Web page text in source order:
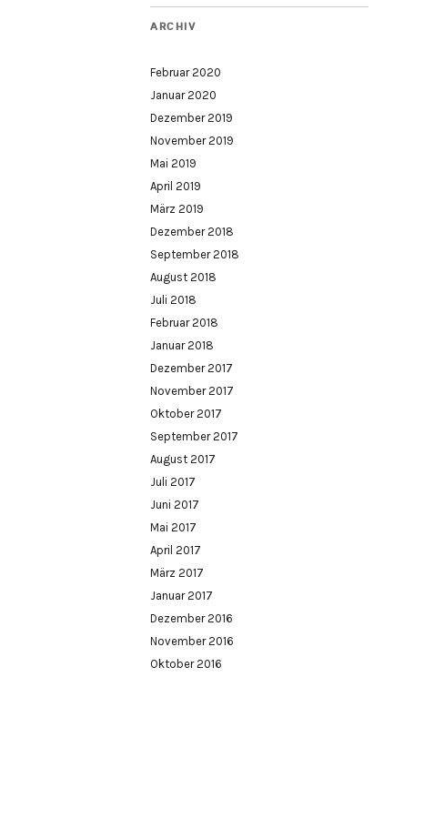
ARCHIV
Februar 2020
Januar 2020
Dezember 2019
November 2019
Mai 2019
April 2019
März 2019
Dezember 2018
September 2018
August 2018
Juli 2018
Februar 2018
Januar 2018
Dezember 2017
November 2017
Oktober 2017
September 2017
August 2017
Juli 2017
Juni 2017
Mai 2017
April 2017
März 2017
Januar 2017
Dezember 2016
November 2016
Oktober 2016